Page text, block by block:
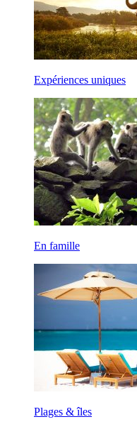
Expériences uniques
En famille
Plages & îles